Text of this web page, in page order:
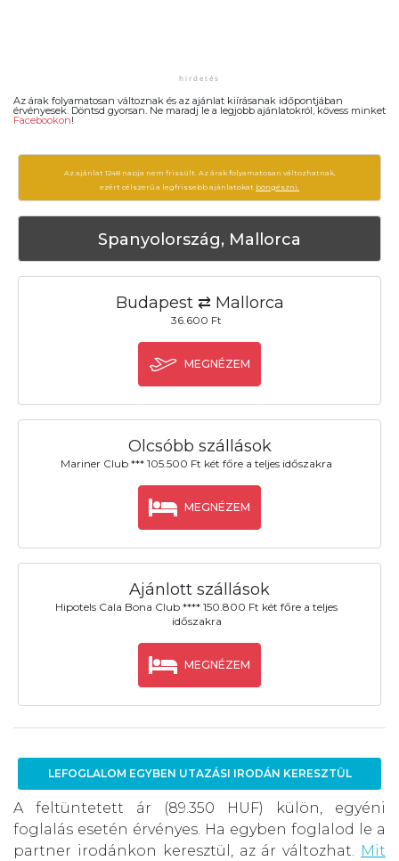
Az árak folyamatosan változnak és az ajánlat kiírásanak időpontjában
érvényesek. Döntsd gyorsan. Ne maradj le a legjobb ajánlatokról, kövess minket
Facebookon!
Az ajánlat 1248 napja nem frissült. Az árak folyamatosan változhatnak,
ezért célszerű a legfrissebb ajánlatokat böngészni.
Spanyolország, Mallorca
Budapest ⇄ Mallorca
36.600 Ft
MEGNÉZEM
Olcsóbb szállások
Mariner Club *** 105.500 Ft két főre a teljes időszakra
MEGNÉZEM
Ajánlott szállások
Hipotels Cala Bona Club **** 150.800 Ft két főre a teljes
időszakra
MEGNÉZEM
LEFOGLALOM EGYBEN UTAZÁSI IRODÁN KERESZTÜL
A feltüntetett ár (89.350 HUF) külön, egyéni
foglalás esetén érvényes. Ha egyben foglalod le a
partner irodánkon keresztül, az ár változhat. Mit